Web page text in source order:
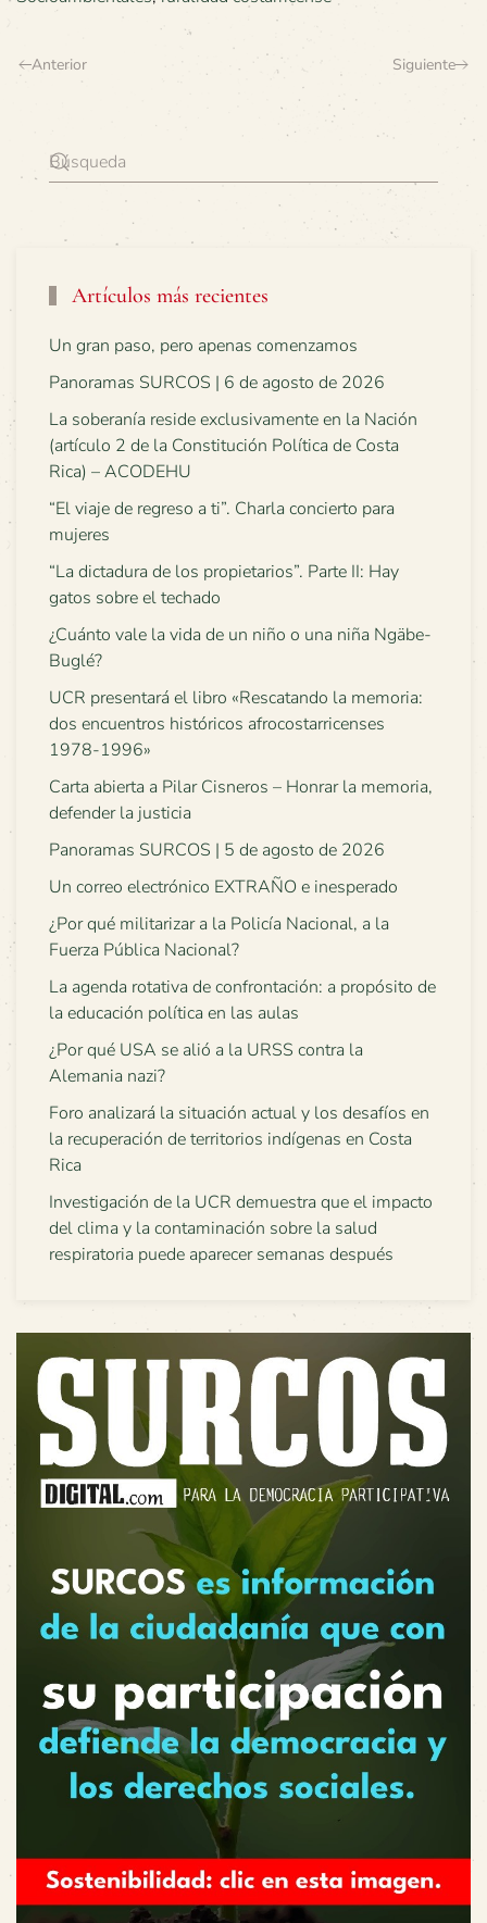
Anterior Siguiente
Artículos más recientes
Un gran paso, pero apenas comenzamos
Panoramas SURCOS | 6 de agosto de 2026
La soberanía reside exclusivamente en la Nación
(artículo 2 de la Constitución Política de Costa
Rica) – ACODEHU
“El viaje de regreso a ti”. Charla concierto para
mujeres
“La dictadura de los propietarios”. Parte II: Hay
gatos sobre el techado
¿Cuánto vale la vida de un niño o una niña Ngäbe-
Buglé?
UCR presentará el libro «Rescatando la memoria:
dos encuentros históricos afrocostarricenses
1978-1996»
Carta abierta a Pilar Cisneros – Honrar la memoria,
defender la justicia
Panoramas SURCOS | 5 de agosto de 2026
Un correo electrónico EXTRAÑO e inesperado
¿Por qué militarizar a la Policía Nacional, a la
Fuerza Pública Nacional?
La agenda rotativa de confrontación: a propósito de
la educación política en las aulas
¿Por qué USA se alió a la URSS contra la
Alemania nazi?
Foro analizará la situación actual y los desafíos en
la recuperación de territorios indígenas en Costa
Rica
Investigación de la UCR demuestra que el impacto
del clima y la contaminación sobre la salud
respiratoria puede aparecer semanas después